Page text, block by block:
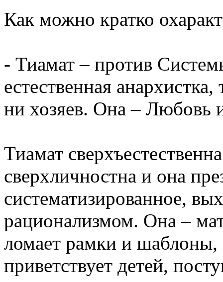
Как можно кратко
- Тиамат – против
естественная
ни хозяев. Она – Любовь
Тиамат
сверхличностна и она
систематизированное,
рационализмом. Она –
ломает рамки и
приветствует детей,